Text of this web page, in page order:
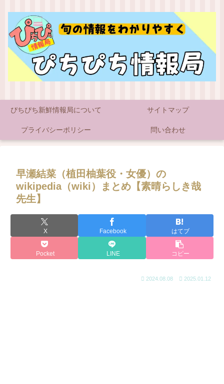
ぴちぴち新鮮情報局について サイトマップ
プライバシーポリシー 問い合わせ
早瀬結菜（植田柚葉役・女優）の
wikipedia（wiki）まとめ【素晴らしき哉
先生】
X Facebook はてブ
Pocket LINE コピー
2024.08.08 2025.01.12